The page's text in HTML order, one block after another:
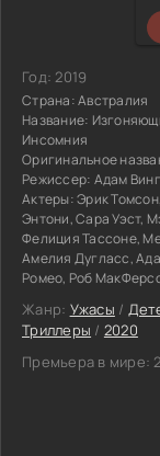
Год:2019
Страна:Австралия
Название:
Инсомния
Оригинальное
Режиссер: Адам
Актеры:Эрик
Энтони, Сара Уэст,
Фелиция Тассоне,
Амелия Дугласс,
Ромео, Роб
Жанр: Ужасы /
Триллеры / 2020
Премьера в мире: